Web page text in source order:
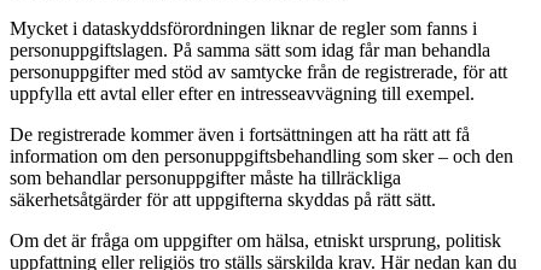
Mycket i dataskyddsförordningen liknar de regler som fanns i
personuppgiftslagen. På samma sätt som idag får man behandla
personuppgifter med stöd av samtycke från de registrerade, för att
uppfylla ett avtal eller efter en intresseavvägning till exempel.
De registrerade kommer även i fortsättningen att ha rätt att få
information om den personuppgiftsbehandling som sker – och den
som behandlar personuppgifter måste ha tillräckliga
säkerhetsåtgärder för att uppgifterna skyddas på rätt sätt.
Om det är fråga om uppgifter om hälsa, etniskt ursprung, politisk
uppfattning eller religiös tro ställs särskilda krav. Här nedan kan du